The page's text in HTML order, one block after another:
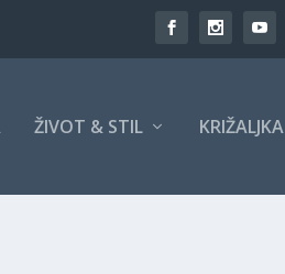
ŽIVOT & STIL KRIŽALJKA